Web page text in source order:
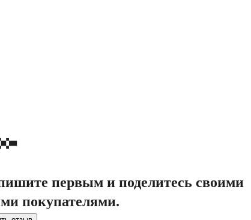
первым и поделитесь своими
покупателями.